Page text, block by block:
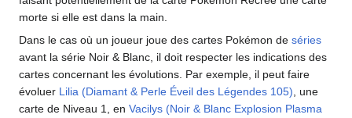
morte si elle est dans la main.
Dans le cas où un joueur joue des cartes Pokémon de séries
avant la série Noir & Blanc, il doit respecter les indications des
cartes concernant les évolutions. Par exemple, il peut faire
évoluer Lilia (Diamant & Perle Éveil des Légendes 105) , une
carte de Niveau 1, en Vacilys (Noir & Blanc Explosion Plasma